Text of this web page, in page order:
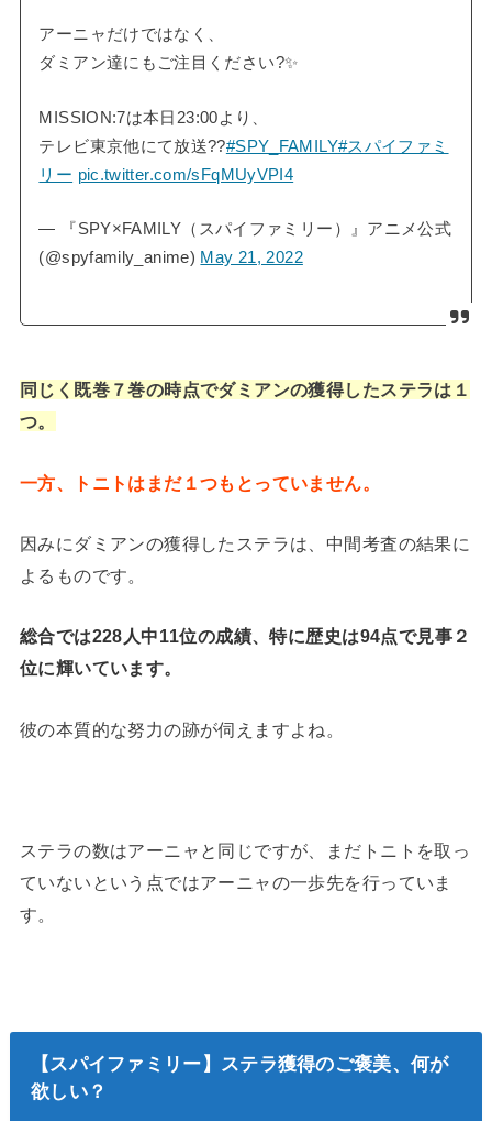
アーニャだけではなく、
ダミアン達にもご注目ください?✨
MISSION:7は本日23:00より、
テレビ東京他にて放送??#SPY_FAMILY#スパイファミ
リー pic.twitter.com/sFqMUyVPI4
— 『SPY×FAMILY（スパイファミリー）』アニメ公式
(@spyfamily_anime) May 21, 2022
同じく既巻７巻の時点でダミアンの獲得したステラは１
つ。
一方、トニトはまだ１つもとっていません。
因みにダミアンの獲得したステラは、中間考査の結果に
よるものです。
総合では228人中11位の成績、特に歴史は94点で見事２
位に輝いています。
彼の本質的な努力の跡が伺えますよね。
ステラの数はアーニャと同じですが、まだトニトを取っ
ていないという点ではアーニャの一歩先を行っていま
す。
【スパイファミリー】ステラ獲得のご褒美、何が
欲しい？